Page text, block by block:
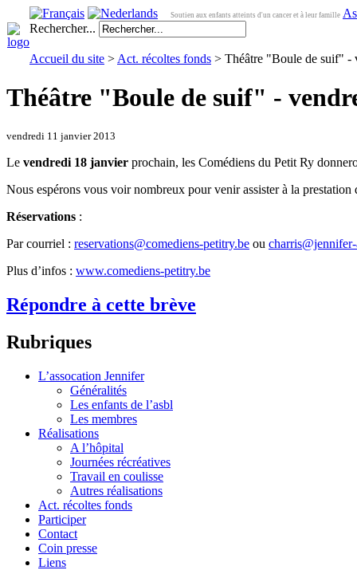
Soutien aux enfants atteints d'un cancer et à leur famille
Rechercher...
Accueil du site > Act. récoltes fonds > Théâtre "Boule de suif" -
Théâtre "Boule de suif" -
vendredi 11 janvier 2013
Le vendredi 18 janvier prochain, les Comédiens du Petit Ry
Nous espérons vous voir nombreux pour venir assister à la
Réservations :
Par courriel : reservations@comediens-petitry.be ou
Plus d’infos : www.comediens-petitry.be
Répondre à cette brève
Rubriques
L’assocation Jennifer
Généralités
Les enfants de l’asbl
Les membres
Réalisations
A l’hôpital
Journées récréatives
Travail en coulisse
Autres réalisations
Act. récoltes fonds
Participer
Contact
Coin presse
Liens